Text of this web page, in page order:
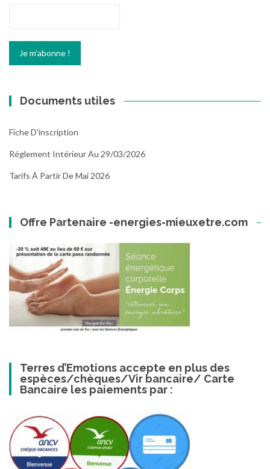
Documents utiles
Fiche D'inscription
Réglement Intérieur Au 29/03/2026
Tarifs À Partir De Mai 2026
Offre Partenaire -energies-mieuxetre.com
Terres d’Emotions accepte en plus des
espèces/chèques/Vir bancaire/ Carte
Bancaire les paiements par :